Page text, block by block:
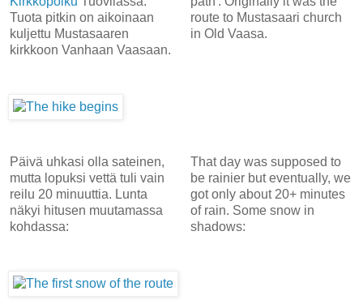
Tuota pitkin on aikoinaan
kuljettu Mustasaaren
kirkkoon Vanhaan Vaasaan.
route to Mustasaari church
in Old Vaasa.
Päivä uhkasi olla sateinen,
mutta lopuksi vettä tuli vain
reilu 20 minuuttia. Lunta
näkyi hitusen muutamassa
kohdassa:
That day was supposed to
be rainier but eventually, we
got only about 20+ minutes
of rain. Some snow in
shadows: